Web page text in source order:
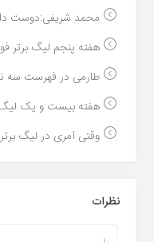
محمد شریفی:دوست
هفته پنجم لیگ برتر
طارمی در فهرست سه
هفته بیست و یک لیگ برتر/
وقتی آمری در لیگ
نظرات